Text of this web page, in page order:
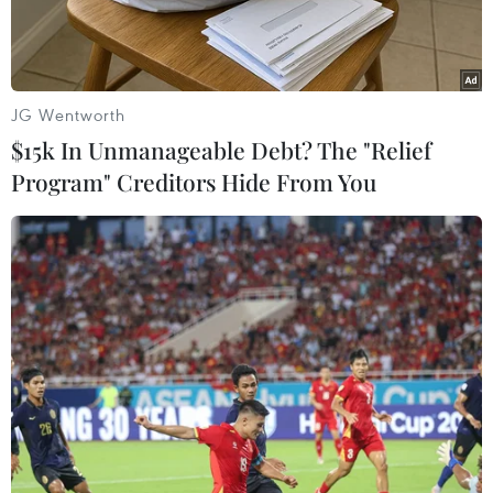
Ông Sam Rainsy là thủ lĩnh lưu vong của đảng Cứu nguy Dân
tộc Campuchia. (Nguồn: siamediacentre.org.nz)
Mới đây, truyền thông Campuchia cho biết Thủ
tướng Hun Sen và con rể ngày 20/8 đã chính
thức đệ đơn lên Tòa án thành phố Paris (Pháp),
kiện ông Sam Rainsy về tội công khai phỉ báng
cá nhân.
Ông Sam Rainsy là thủ lĩnh lưu vong của đảng
JG Wentworth
$15k In Unmanageable Debt? The "Relief
Program" Creditors Hide From You